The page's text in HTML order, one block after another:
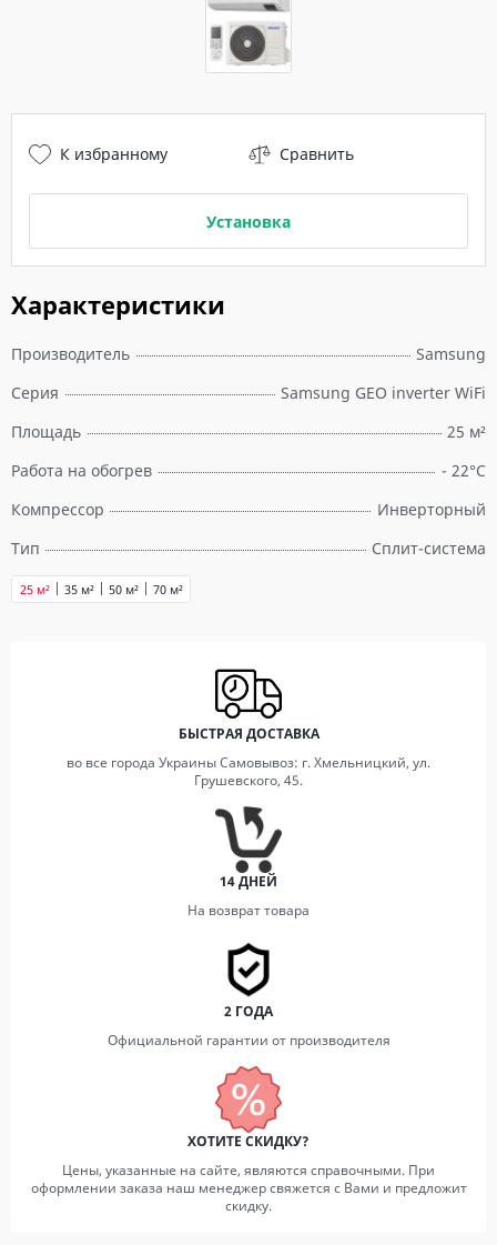
Характеристики
Производитель
Samsung
Серия
Samsung GEO inverter WiFi
Площадь
25 м²
Работа на обогрев
- 22°C
Компрессор
Инверторный
Тип
Сплит-система
25 м² 35 м² 50 м² 70 м²
К избранному Сравнить
Установка
БЫСТРАЯ ДОСТАВКА
во все города Украины Самовывоз: г. Хмельницкий, ул.
Грушевского, 45.
14 ДНЕЙ
На возврат товара
2 ГОДА
Официальной гарантии от производителя
ХОТИТЕ СКИДКУ?
Цены, указанные на сайте, являются справочными. При
оформлении заказа наш менеджер свяжется с Вами и предложит
скидку.